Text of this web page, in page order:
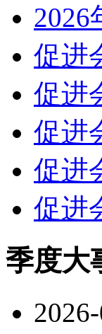
2026
促进
促进
促进
促进
促进
季度大